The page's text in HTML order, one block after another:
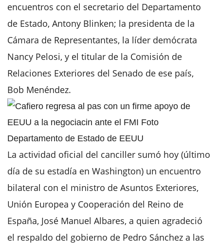
encuentros con el secretario del Departamento
de Estado, Antony Blinken; la presidenta de la
Cámara de Representantes, la líder demócrata
Nancy Pelosi, y el titular de la Comisión de
Relaciones Exteriores del Senado de ese país,
Bob Menéndez.
La actividad oficial del canciller sumó hoy (último
día de su estadía en Washington) un encuentro
bilateral con el ministro de Asuntos Exteriores,
Unión Europea y Cooperación del Reino de
España, José Manuel Albares, a quien agradeció
el respaldo del gobierno de Pedro Sánchez a las